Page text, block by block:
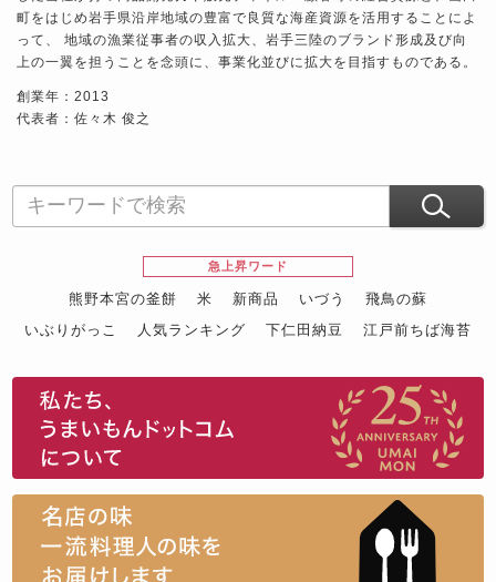
町をはじめ岩手県沿岸地域の豊富で良質な海産資源を活用することによ
って、 地域の漁業従事者の収入拡大、岩手三陸のブランド形成及び向
上の一翼を担うことを念頭に、事業化並びに拡大を目指すものである。
創業年：2013
代表者：佐々木 俊之
急上昇ワード
熊野本宮の釜餅 米 新商品 いづう
飛鳥の蘇
いぶりがっこ
人気ランキング 下仁田納豆
江戸前ちば海苔